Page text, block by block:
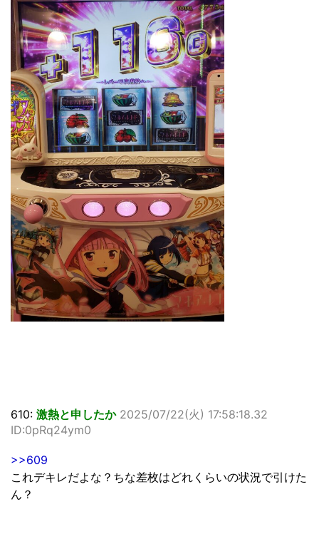
610: 激熱と申したか 2025/07/22(火) 17:58:18.32
ID:0pRq24ym0
>>609
これデキレだよな？ちな差枚はどれくらいの状況で引けた
ん？